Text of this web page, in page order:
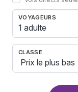
VOYAGEURS
1 adulte
CLASSE